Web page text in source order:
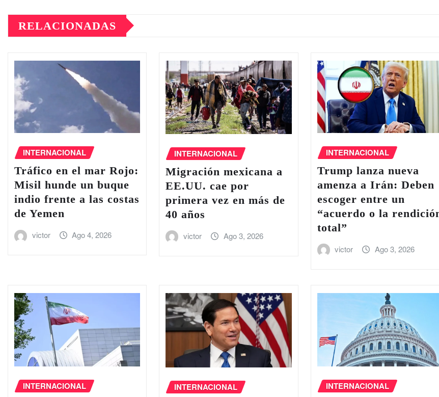
RELACIONADAS
INTERNACIONAL
Tráfico en el ‌mar Rojo:
Misil hunde un buque
indio frente a las costas
de Yemen
victor Ago 4, 2026
INTERNACIONAL
Migración mexicana a
EE.UU. cae por
primera vez en más de
40 años
victor Ago 3, 2026
INTERNACIONAL
Trump lanza nueva
amenza a Irán: Deben
escoger entre un
“acuerdo o la
total”
victor Ago 3, 2026
INTERNACIONAL INTERNACIONAL INTERNACIONAL